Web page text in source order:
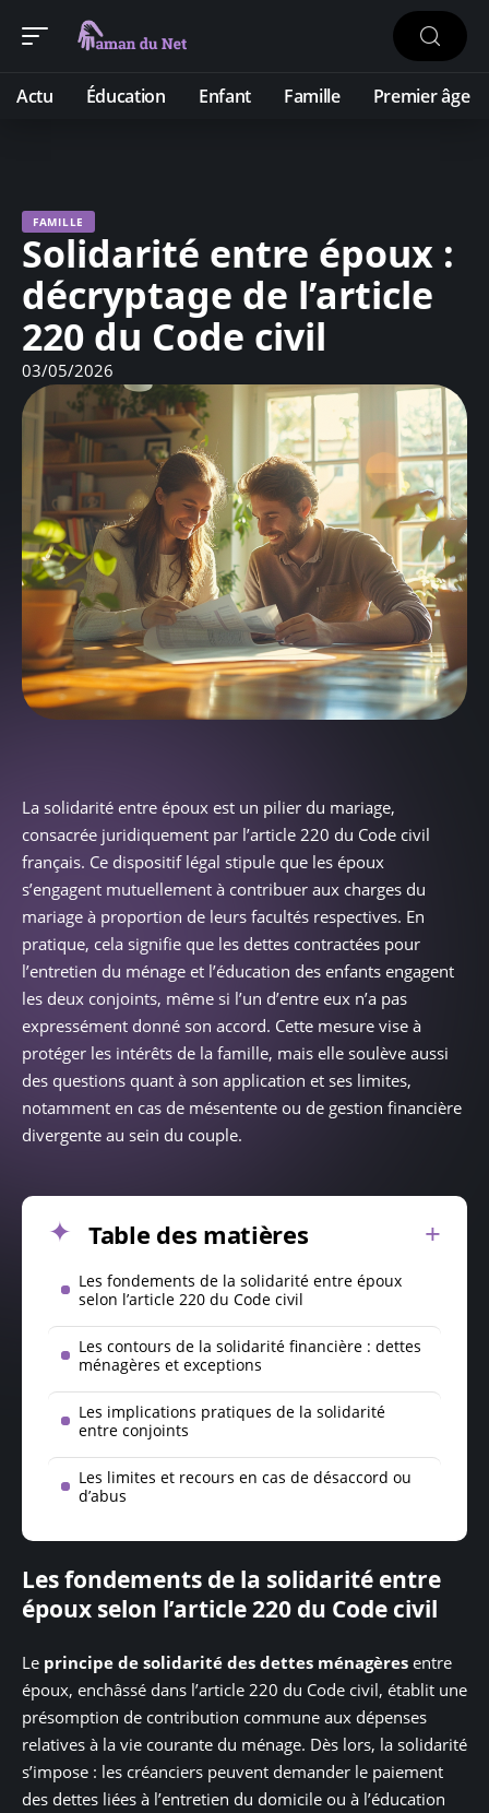
Actu Éducation Enfant Famille Premier âge
FAMILLE
Solidarité entre époux :
décryptage de l’article
220 du Code civil
03/05/2026
La solidarité entre époux est un pilier du mariage,
consacrée juridiquement par l’article 220 du Code civil
français. Ce dispositif légal stipule que les époux
s’engagent mutuellement à contribuer aux charges du
mariage à proportion de leurs facultés respectives. En
pratique, cela signifie que les dettes contractées pour
l’entretien du ménage et l’éducation des enfants engagent
les deux conjoints, même si l’un d’entre eux n’a pas
expressément donné son accord. Cette mesure vise à
protéger les intérêts de la famille, mais elle soulève aussi
des questions quant à son application et ses limites,
notamment en cas de mésentente ou de gestion financière
divergente au sein du couple.
Table des matières
Les fondements de la solidarité entre époux
selon l’article 220 du Code civil
Les contours de la solidarité financière : dettes
ménagères et exceptions
Les implications pratiques de la solidarité
entre conjoints
Les limites et recours en cas de désaccord ou
d’abus
Les fondements de la solidarité entre
époux selon l’article 220 du Code civil
Le principe de solidarité des dettes ménagères entre
époux, enchâssé dans l’article 220 du Code civil, établit une
présomption de contribution commune aux dépenses
relatives à la vie courante du ménage. Dès lors, la solidarité
s’impose : les créanciers peuvent demander le paiement
des dettes liées à l’entretien du domicile ou à l’éducation